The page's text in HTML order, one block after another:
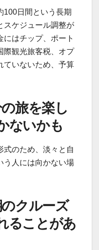
100日間という長期
スケジュール調整が
にはチップ、ポート
際観光旅客税、オプ
ていないため、予算
旅を楽し
ないかも
式のため、淡々と自
う人には向かない場
クルーズ
ることがあ